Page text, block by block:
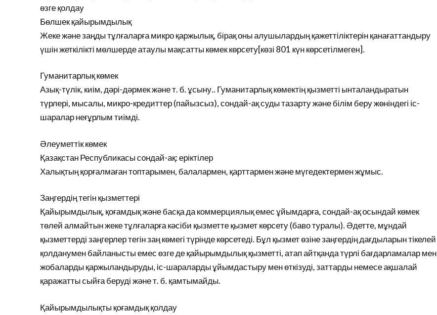
өзге қолдау
Бөлшек қайырымдылық
Жеке және заңды тұлғаларға микро қаржылық, бірақ оны алушылардың қажеттіліктерін қанағаттандыру
үшін жеткілікті мөлшерде атаулы мақсатты көмек көрсету[көзі 801 күн көрсетілмеген].
Гуманитарлық көмек
Азық-түлік, киім, дәрі-дәрмек және т. б. ұсыну.. Гуманитарлық көмектің қызметті ынталандыратын
түрлері, мысалы, микро-кредиттер (пайызсыз), сондай-ақ суды тазарту және білім беру жөніндегі іс-
шаралар неғұрлым тиімді.
Әлеуметтік көмек
Қазақстан Республикасы сондай-ақ: еріктілер
Халықтың қорғалмаған топтарымен, балалармен, қарттармен және мүгедектермен жұмыс.
Заңгердің тегін қызметтері
Қайырымдылық, қоғамдық және басқа да коммерциялық емес ұйымдарға, сондай-ақ осындай көмек
төлей алмайтын жеке тұлғаларға кәсіби қызметте қызмет көрсету (баво туралы). Әдетте, мұндай
қызметтерді заңгерлер тегін заң көмегі түрінде көрсетеді. Бұл қызмет өзіне заңгердің дағдыларын тікелей
қолданумен байланысты емес өзге де қайырымдылық қызметті, атап айтқанда түрлі бағдарламалар мен
жобаларды қаржыландыруды, іс-шараларды ұйымдастыру мен өткізуді, заттарды немесе ақшалай
қаражатты сыйға беруді және т. б. қамтымайды.
Қайырымдылықты қоғамдық қолдау